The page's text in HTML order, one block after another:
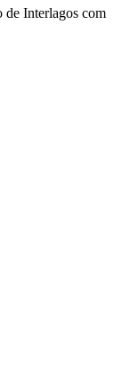
de Interlagos com